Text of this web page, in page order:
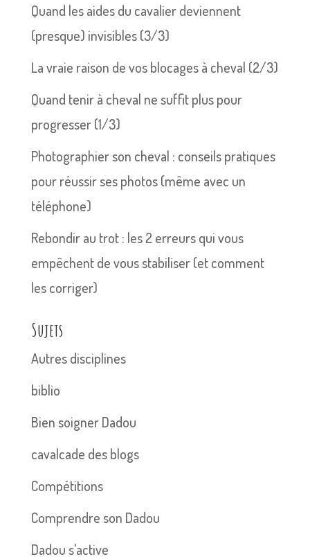
Quand les aides du cavalier deviennent
(presque) invisibles (3/3)
La vraie raison de vos blocages à cheval (2/3)
Quand tenir à cheval ne suffit plus pour
progresser (1/3)
Photographier son cheval : conseils pratiques
pour réussir ses photos (même avec un
téléphone)
Rebondir au trot : les 2 erreurs qui vous
empêchent de vous stabiliser (et comment
les corriger)
Sujets
Autres disciplines
biblio
Bien soigner Dadou
cavalcade des blogs
Compétitions
Comprendre son Dadou
Dadou s'active